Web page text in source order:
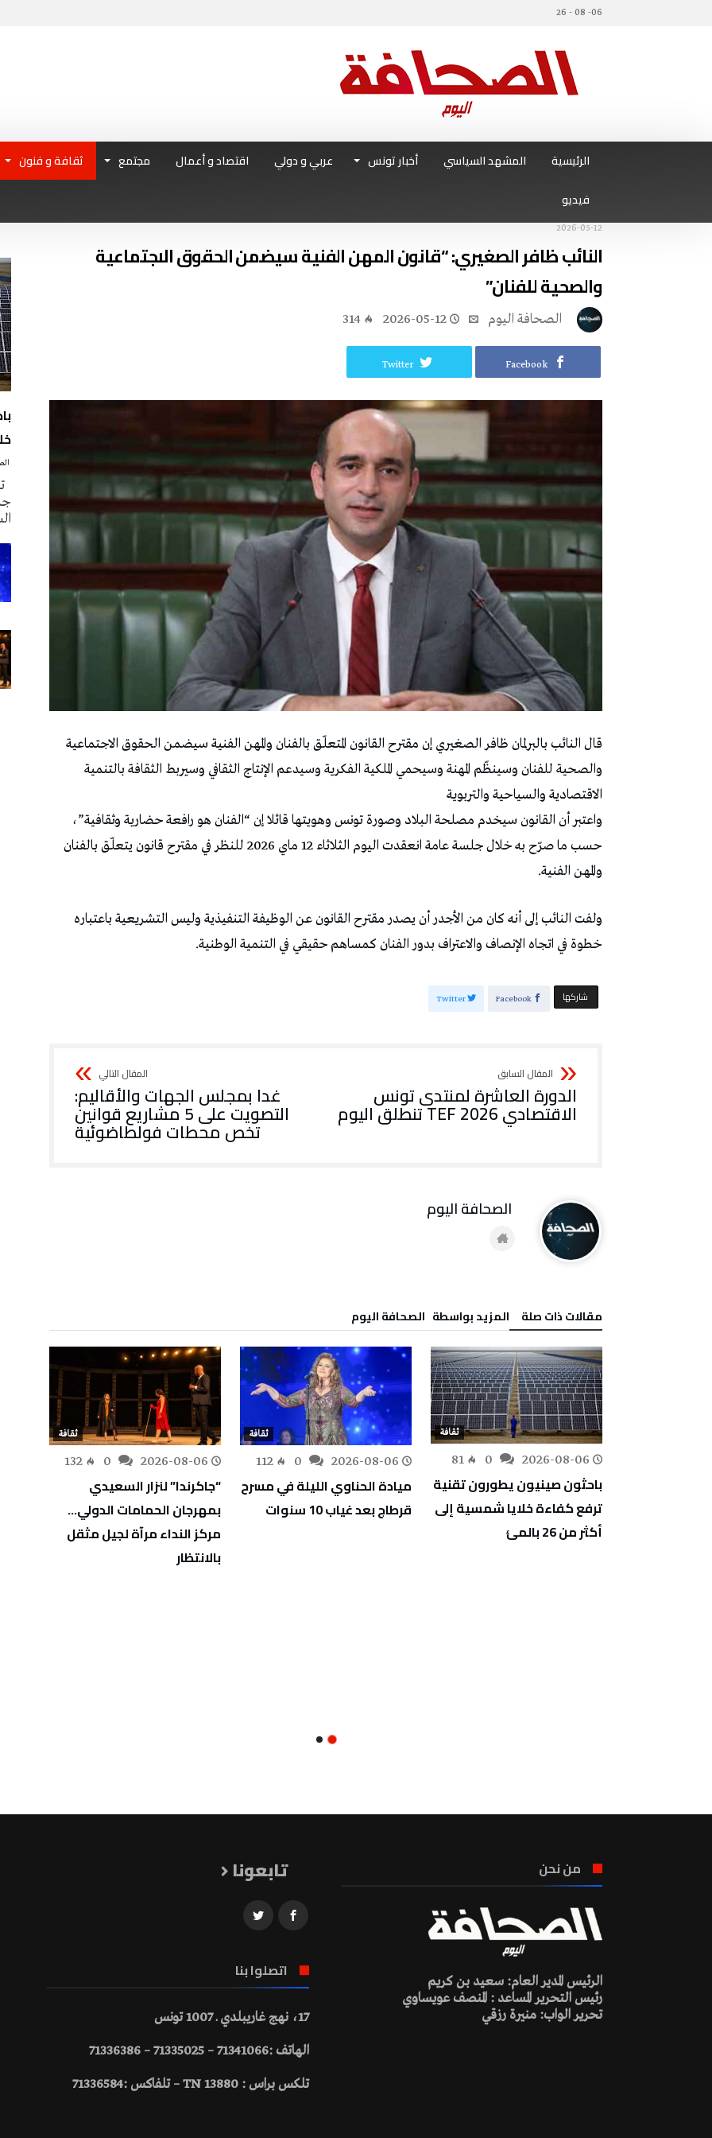
06- 08 - 26
الرئيسية المشهد السياسي أخبار تونس عربي و دولي اقتصاد و أعمال مجتمع ثقافة و فنون
فيديو
2026-05-12
النائب ظافر الصغيري: “قانون المهن الفنية سيضمن الحقوق الاجتماعية
والصحية للفنان”
2026-05-12
314
Facebook
Twitter
قال النائب بالبرلمان ظافر الصغيري إن مقترح القانون المتعلّق بالفنان والمهن الفنية سيضمن الحقوق الاجتماعية
والصحية للفنان وسينظّم المهنة وسيحمي الملكية الفكرية وسيدعم الإنتاج الثقافي وسيربط الثقافة بالتنمية
الاقتصادية والسياحية والتربوية
واعتبر أن القانون سيخدم مصلحة البلاد وصورة تونس وهويتها قائلا إن “الفنان هو رافعة حضارية وثقافية”،
حسب ما صرّح به خلال جلسة عامة انعقدت اليوم الثلاثاء 12 ماي 2026 للنظر في مقترح قانون يتعلّق بالفنان
والمهن الفنية.
ولفت النائب إلى أنه كان من الأجدر أن يصدر مقترح القانون عن الوظيفة التنفيذية وليس التشريعية باعتباره
خطوة في اتجاه الإنصاف والاعتراف بدور الفنان كمساهم حقيقي في التنمية الوطنية.
‫‫ شاركها‬ Facebook
Twitter
الدورة العاشرة لمنتدى تونس
الاقتصادي TEF 2026 تنطلق اليوم
غدا بمجلس الجهات والأقاليم:
التصويت على 5 مشاريع قوانين
تخص محطات فولطاضوئية
‫مقالات ذات صلة‬ ‫‫المزيد بواسطة‬ ‬ ‭ ‬الصحافة‭ ‬اليوم
ثقافة
2026-08-06
81
باحثون صينيون يطورون تقنية
ترفع كفاءة خلايا شمسية إلى
أكثر من 26 بالمئ
ثقافة
2026-08-06
112
ميادة الحناوي الليلة في مسرح
قرطاج بعد غياب 10 سنوات
ثقافة
2026-08-06
132
“جاكرندا” لنزار السعيدي
بمهرجان الحمامات الدولي…
مركز النداء مرآة لجيل مثقل
بالانتظار
من نحن
الرئيس المدير العام: سعيد بن كريم
رئيس التحرير المساعد : المنصف عويساوي
تحرير الواب: منيرة رزقي
تابعونا
اتصلوا بنا
17، نهج غاريبلدي ـ 1007 تونس
الهاتف :71341066 – 71335025 – 71336386
تلكس براس : 13880 TN – تلفاكس :71336584